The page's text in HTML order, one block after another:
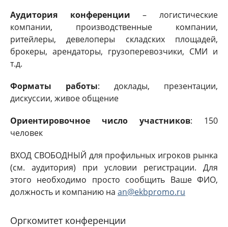
Аудитория конференции – логистические
компании, производственные компании,
ритейлеры, девелоперы складских площадей,
брокеры, арендаторы, грузоперевозчики, СМИ и
т.д.
Форматы работы: доклады, презентации,
дискуссии, живое общение
Ориентировочное число участников: 150
человек
ВХОД СВОБОДНЫЙ для профильных игроков рынка
(см. аудитория) при условии регистрации. Для
этого необходимо просто сообщить Ваше ФИО,
должность и компанию на an@ekbpromo.ru
Оргкомитет конференции